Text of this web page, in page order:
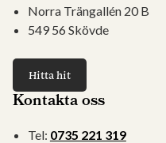
Norra Trängallén 20 B
549 56 Skövde
Hitta hit
Kontakta oss
Tel: 0735 221 319